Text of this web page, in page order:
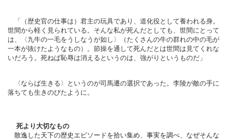
「（歴史官の仕事は）君主の玩具であり、 道化役として養われる身。
世間から軽く見られている。 そんな私が死んだとしても、世間にとって
は、〈 九牛の一毛をうしなうが如し〉（ たくさんの牛の群れの中の毛が
一本が抜けたようなもの）。 節操を通して死んだとは世間は見てくれな
いだろう。 死ねば恥辱は消えるというのは、強がりというものだ」
〈ならば生きる〉というのが司馬遷の選択であった。 李陵が敵の手に
落ちても生きのびたように。
死より大切なもの
散逸した天下の歴史エピソードを拾い集め、事実を調べ、 なぜそんな